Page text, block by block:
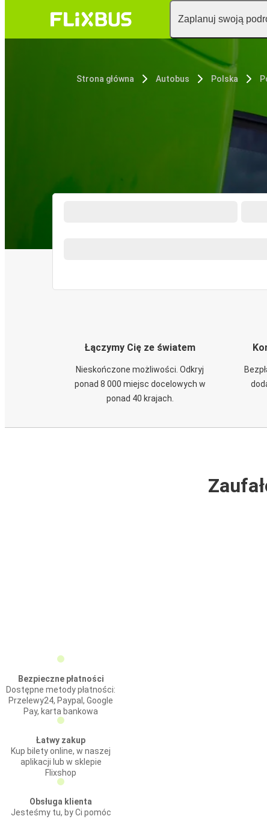
Zaplanuj swoją
Strona główna Autobus Polska
Łączymy Cię ze światem
Nieskończone możliwości. Odkryj
ponad 8 000 miejsc docelowych w
ponad 40 krajach.
Bezpieczne płatności
Dostępne metody płatności:
Przelewy24, Paypal, Google
Pay, karta bankowa
Łatwy zakup
Kup bilety online, w naszej
aplikacji lub w sklepie
Flixshop
Obsługa klienta
Jesteśmy tu, by Ci pomóc